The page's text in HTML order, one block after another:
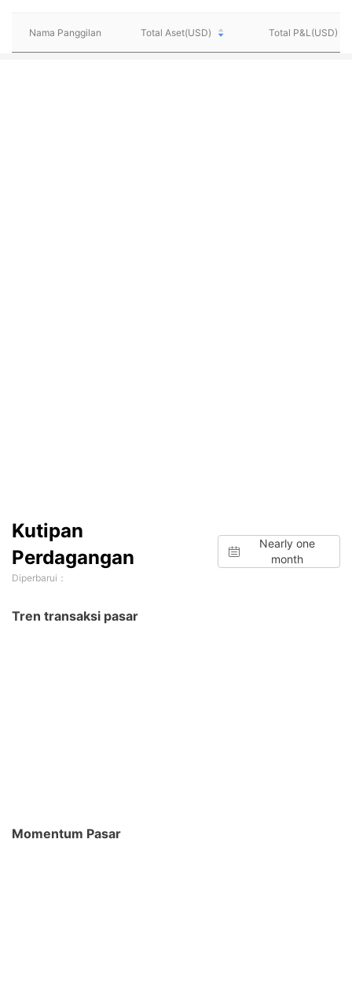
Nama Panggilan Total Aset(USD) Total P&L(USD)
Kutipan
Perdagangan
Diperbarui：
Nearly one
month
Tren transaksi pasar
Momentum Pasar